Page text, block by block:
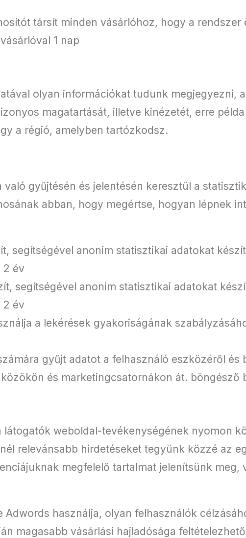
társít minden vásárlóhoz, hogy a rendszer
1 nap
olyan információkat tudunk megjegyezni,
magatartását, illetve kinézetét, erre
a régió, amelyben tartózkodsz.
gyűjtésén és jelentésén keresztül a
abban, hogy megértse, hogyan lépnek
segítségével anonim statisztikai adatokat
2 év
segítségével anonim statisztikai adatokat
2 év
a lekérések gyakoriságának
gyűjt adatot a felhasználó eszközéről és
és marketingcsatornákon át. böngésző
weboldal-tevékenységének nyomon
relevánsabb hirdetéseket tegyünk közzé az
megfelelő tartalmat jelenítsünk meg,
Adwords használja, olyan felhasználók
magasabb vásárlási hajladósága